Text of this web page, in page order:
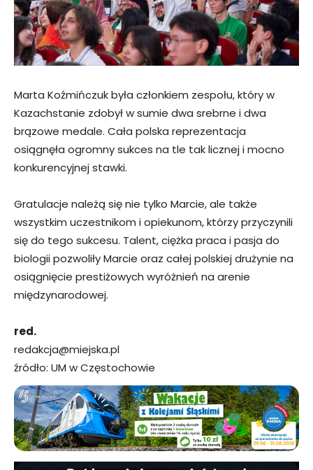
Marta Koźmińczuk była członkiem zespołu, który w
Kazachstanie zdobył w sumie dwa srebrne i dwa
brązowe medale. Cała polska reprezentacja
osiągnęła ogromny sukces na tle tak licznej i mocno
konkurencyjnej stawki.
Gratulacje należą się nie tylko Marcie, ale także
wszystkim uczestnikom i opiekunom, którzy przyczynili
się do tego sukcesu. Talent, ciężka praca i pasja do
biologii pozwoliły Marcie oraz całej polskiej drużynie na
osiągnięcie prestiżowych wyróżnień na arenie
międzynarodowej.
red.
redakcja@miejska.pl
źródło: UM w Częstochowie